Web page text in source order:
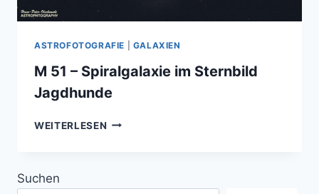
ASTROFOTOGRAFIE GALAXIEN
M 51 – Spiralgalaxie im Sternbild
Jagdhunde
WEITERLESEN M
Suchen